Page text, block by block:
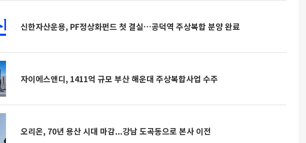
신한자산운용, PF정상화펀드 첫 결실…공덕역 주상복합 분양 완료
자이에스앤디, 1411억 규모 부산 해운대 주상복합사업 수주
오리온, 70년 용산 시대 마감...강남 도곡동으로 본사 이전